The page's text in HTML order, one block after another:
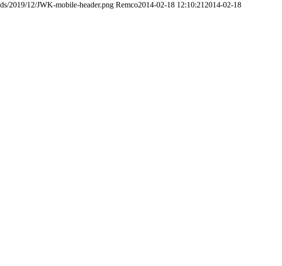
2019/12/JWK-mobile-header.png Remco2014-02-18 12:10:21 2014-02-18